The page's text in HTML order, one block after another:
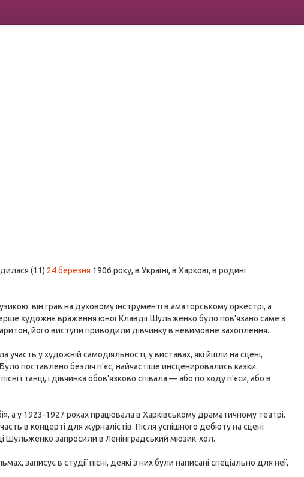
(11) 24 березня 1906 року, в Україні, в Харкові, в родині
він грав на духовому інструменті в аматорському оркестрі, а
перше художнє враження юної Клавдії Шульженко було пов'язано саме з
його виступи приводили дівчинку в невимовне захоплення.
у художній самодіяльності, у виставах, які йшли на сцені,
поставлено безліч п'єс, найчастіше инсценировались казки.
і танці, і дівчинка обов'язково співала — або по ходу п'єси, або в
а у 1923-1927 роках працювала в Харківському драматичному театрі.
в концерті для журналістів. Після успішного дебюту на сцені
Шульженко запросили в Ленінградський мюзик-хол.
записує в студії пісні, деякі з них були написані спеціально для неї,